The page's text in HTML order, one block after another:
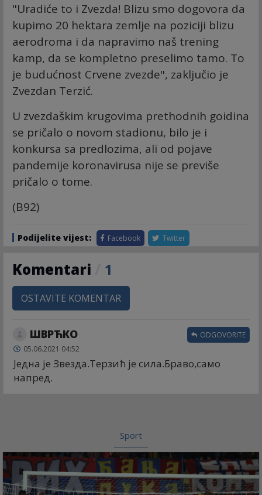
"Uradiće to i Zvezda! Blizu smo dogovora da
kupimo 20 hektara zemlje na poziciji blizu
aerodroma i da napravimo naš trening
kamp, da se kompletno preselimo tamo. To
je budućnost Crvene zvezde", zaključio je
Zvezdan Terzić.
U zvezdaškim krugovima prethodnih goidina
se pričalo o novom stadionu, bilo je i
konkursa sa predlozima, ali od pojave
pandemije koronavirusa nije se previše
pričalo o tome.
(B92)
Podijelite vijest: Facebook Twitter
Komentari 1
OSTAVITE KOMENTAR
ШВРЋКО
05.06.2021 04:52
Једна је Звезда.Терзић је сила.Браво,само
напред.
ODGOVORITE
Sport